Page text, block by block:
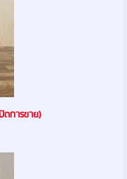
ดการขาย)